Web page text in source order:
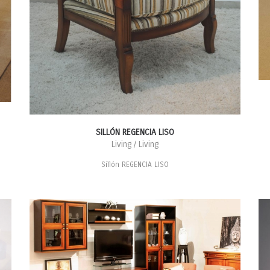
SILLÓN REGENCIA LISO
Living / Living
Sillón REGENCIA LISO